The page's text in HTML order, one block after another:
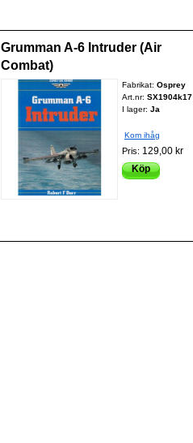
Grumman A-6 Intruder (Air
Combat)
Fabrikat: Osprey
Art.nr: SX1904k17
I lager: Ja
Kom ihåg
Pris: 129,00 kr
Köp